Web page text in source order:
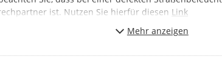
ist. Nutzen Sie hierfür diesen Link
erledigte Mängel sind sichtbar, indem das
nicht zuständig sind und daher von uns an die
Mehr anzeigen